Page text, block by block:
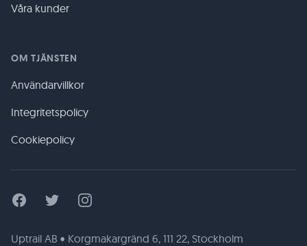
Våra kunder
OM TJÄNSTEN
Användarvillkor
Integritetspolicy
Cookiepolicy
FacebookTwitter Instagram
Uptrail AB • Korgmakargränd 6, 111 22, Stockholm